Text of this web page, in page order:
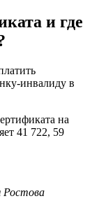
и где
инвалиду в
на
41 722, 59
Ростова